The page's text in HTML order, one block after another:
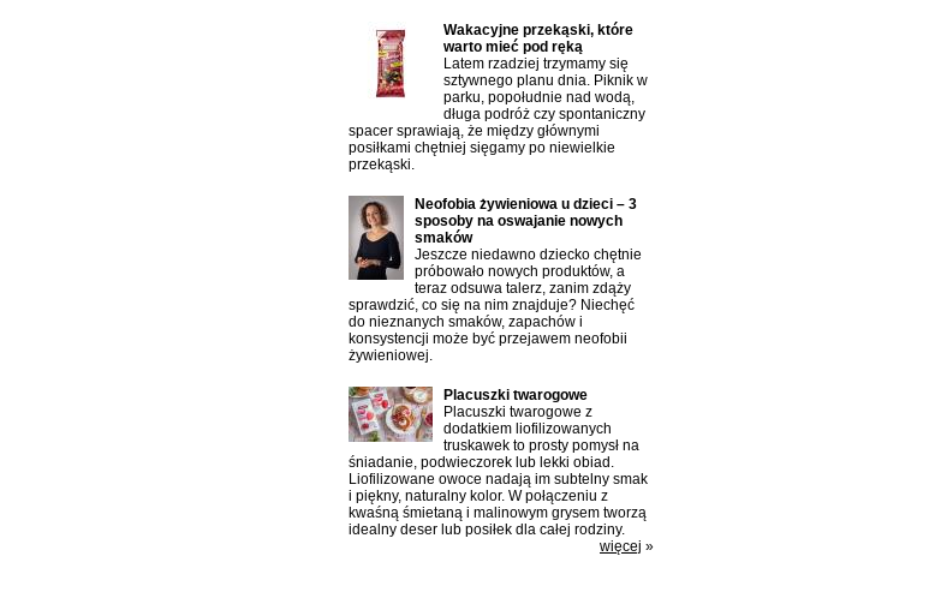
Wakacyjne przekąski, które
warto mieć pod ręką
Latem rzadziej trzymamy się
sztywnego planu dnia. Piknik w
parku, popołudnie nad wodą,
długa podróż czy spontaniczny
spacer sprawiają, że między głównymi
posiłkami chętniej sięgamy po niewielkie
przekąski.
Neofobia żywieniowa u dzieci – 3
sposoby na oswajanie nowych
smaków
Jeszcze niedawno dziecko chętnie
próbowało nowych produktów, a
teraz odsuwa talerz, zanim zdąży
sprawdzić, co się na nim znajduje? Niechęć
do nieznanych smaków, zapachów i
konsystencji może być przejawem neofobii
żywieniowej.
Placuszki twarogowe
Placuszki twarogowe z
dodatkiem liofilizowanych
truskawek to prosty pomysł na
śniadanie, podwieczorek lub lekki obiad.
Liofilizowane owoce nadają im subtelny smak
i piękny, naturalny kolor. W połączeniu z
kwaśną śmietaną i malinowym grysem tworzą
idealny deser lub posiłek dla całej rodziny.
więcej »